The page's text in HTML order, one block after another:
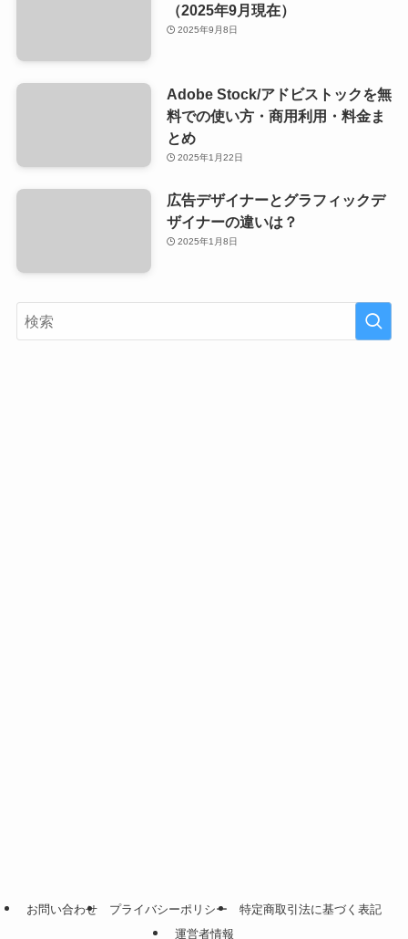
（2025年9月現在）
2025年9月8日
Adobe Stock/アドビストックを無
料での使い方・商用利用・料金ま
とめ
2025年1月22日
広告デザイナーとグラフィックデ
ザイナーの違いは？
2025年1月8日
お問い合わせ プライバシーポリシー
特定商取引法に基づく表記
運営者情報